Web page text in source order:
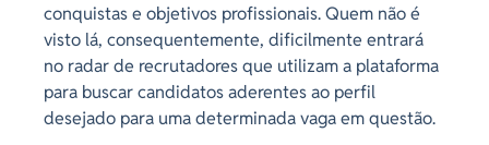
conquistas e objetivos profissionais. Quem não é
visto lá, consequentemente, dificilmente entrará
no radar de recrutadores que utilizam a plataforma
para buscar candidatos aderentes ao perfil
desejado para uma determinada vaga em questão.